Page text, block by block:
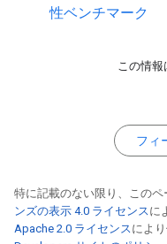
性ベンチマーク
この情報
フィ
特に記載のない限り、この
ンズの表示 4.0 ライセンスに
Apache 2.0 ライセンスによ